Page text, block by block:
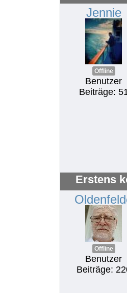
Jennie
Offline
Benutzer
Beiträge:
Erstens
Offline
Benutzer
Beiträge: